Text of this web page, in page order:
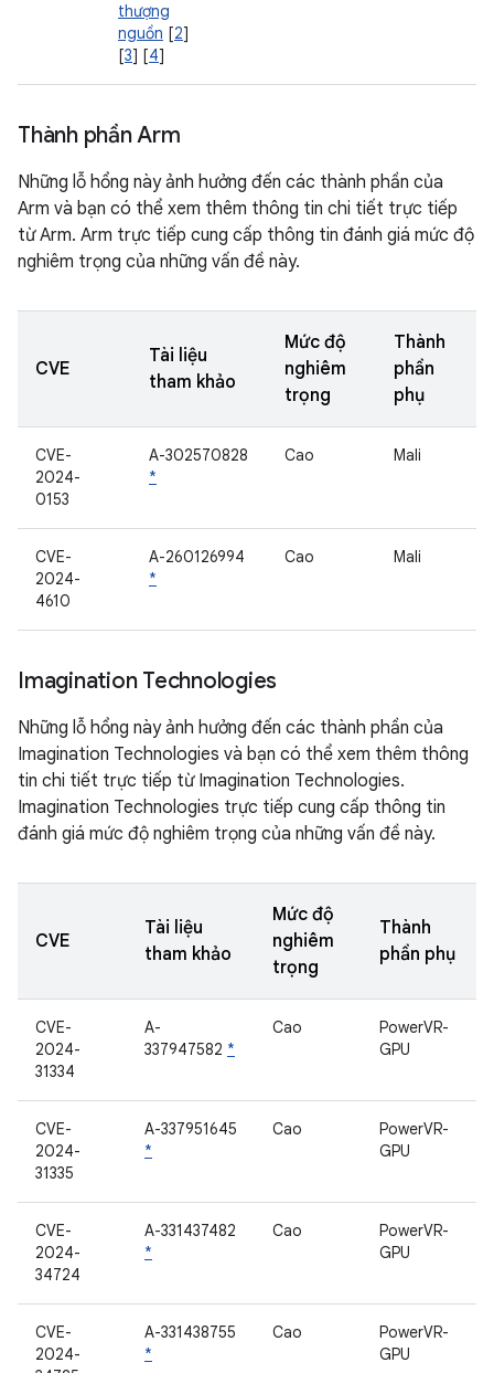
thượng
nguồn [2]
[3] [4]
Thành phần Arm
Những lỗ hổng này ảnh hưởng đến các thành phần của
Arm và bạn có thể xem thêm thông tin chi tiết trực tiếp
từ Arm. Arm trực tiếp cung cấp thông tin đánh giá mức độ
nghiêm trọng của những vấn đề này.
CVE
Tài liệu
tham khảo
Mức độ
nghiêm
trọng
Thành
phần
phụ
CVE-
2024-
0153
A-302570828
*
Cao Mali
CVE-
2024-
4610
A-260126994
*
Cao Mali
Imagination Technologies
Những lỗ hổng này ảnh hưởng đến các thành phần của
Imagination Technologies và bạn có thể xem thêm thông
tin chi tiết trực tiếp từ Imagination Technologies.
Imagination Technologies trực tiếp cung cấp thông tin
đánh giá mức độ nghiêm trọng của những vấn đề này.
CVE
Tài liệu
tham khảo
Mức độ
nghiêm
trọng
Thành
phần phụ
CVE-
2024-
31334
A-
337947582 *
Cao
PowerVR-
GPU
CVE-
2024-
31335
A-337951645
*
Cao
PowerVR-
GPU
CVE-
2024-
34724
A-331437482
*
Cao
PowerVR-
GPU
CVE-
2024-
A-331438755
*
Cao
PowerVR-
GPU